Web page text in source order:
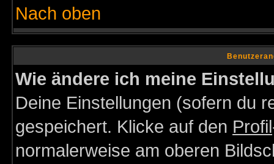
Nach oben
Wie ändere ich meine
Deine Einstellungen (sofern du
gespeichert. Klicke auf den Profil
normalerweise am oberen